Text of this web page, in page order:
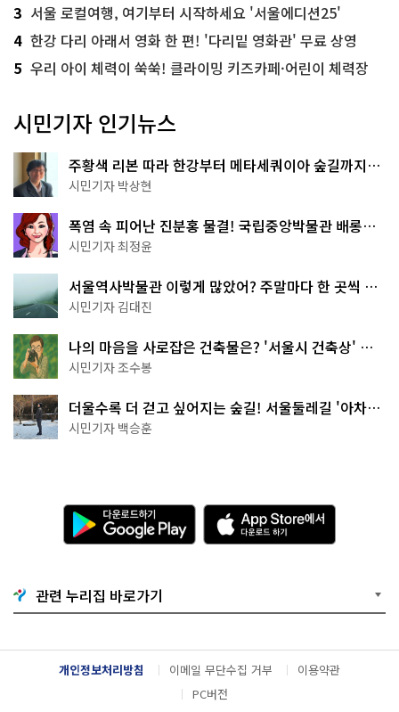
3 서울 로컬여행, 여기부터 시작하세요 '서울에디션25'
4 한강 다리 아래서 영화 한 편! '다리밑 영화관' 무료 상영
5 우리 아이 체력이 쑥쑥! 클라이밍 키즈카페·어린이 체력장
시민기자 인기뉴스
주황색 리본 따라 한강부터 메타세쿼이아 숲길까지…
서울둘레길 15코스
시민기자 박상현
폭염 속 피어난 진분홍 물결! 국립중앙박물관 배롱나
무 명소
시민기자 최정윤
서울역사박물관 이렇게 많았어? 주말마다 한 곳씩 떠
나는 역사 산책
시민기자 김대진
나의 마음을 사로잡은 건축물은? '서울시 건축상' 수
상작 공개!
시민기자 조수봉
더울수록 더 걷고 싶어지는 숲길! 서울둘레길 '아차산
코스'
시민기자 백승훈
다
운
로
기
G
o
g
l
e
A
p
p
e
서
다
운
관련 누리집 바로가기
개인정보처리방침 이메일 무단수집 거부
이용약관
PC버전